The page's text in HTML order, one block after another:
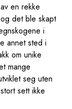
en rekke
det ble skapt
i
annet sted i
om unike
mange
seg uten
sett ikke